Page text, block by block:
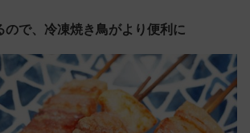
ので、冷凍焼き鳥がより便利に